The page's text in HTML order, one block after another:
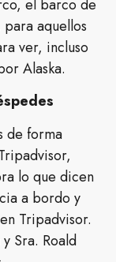
el barco de
aquellos
ver, incluso
Alaska.
de forma
lo que dicen
a bordo y
Tripadvisor.
Sra. Roald